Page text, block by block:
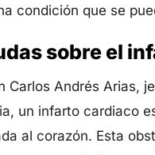
condición que se
sobre el
Carlos Andrés Arias,
un infarto cardiaco
al corazón. Esta